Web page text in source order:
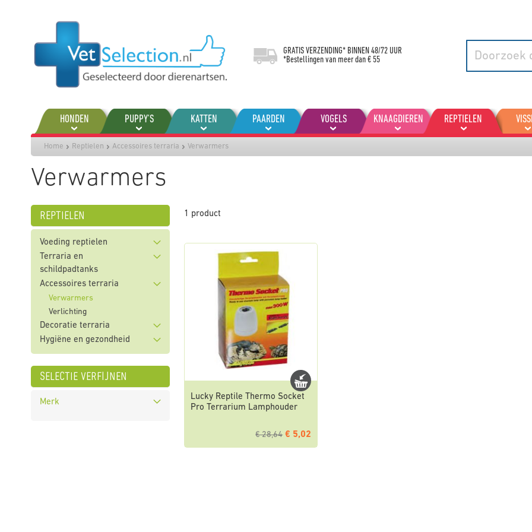
GRATIS VERZENDING* BINNEN 48/72 UUR
*Bestellingen van meer dan € 55
HONDEN PUPPY'S KATTEN PAARDEN VOGELS KNAAGDIEREN REPTIELEN
Home Reptielen Accessoires terraria Verwarmers
Verwarmers
1 product
Lucky Reptile Thermo Socket
Pro Terrarium Lamphouder
€ 28,64 € 5,02
reptielen
Voeding reptielen
Terraria en
schildpadtanks
Accessoires terraria
Verwarmers
Verlichting
Decoratie terraria
Hygiëne en gezondheid
selectie verfijnen
Merk